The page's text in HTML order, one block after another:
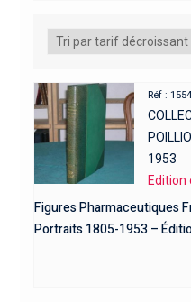
Réf :
1953
Edition
Figures Pharmaceutiques
Portraits 1805-1953 –